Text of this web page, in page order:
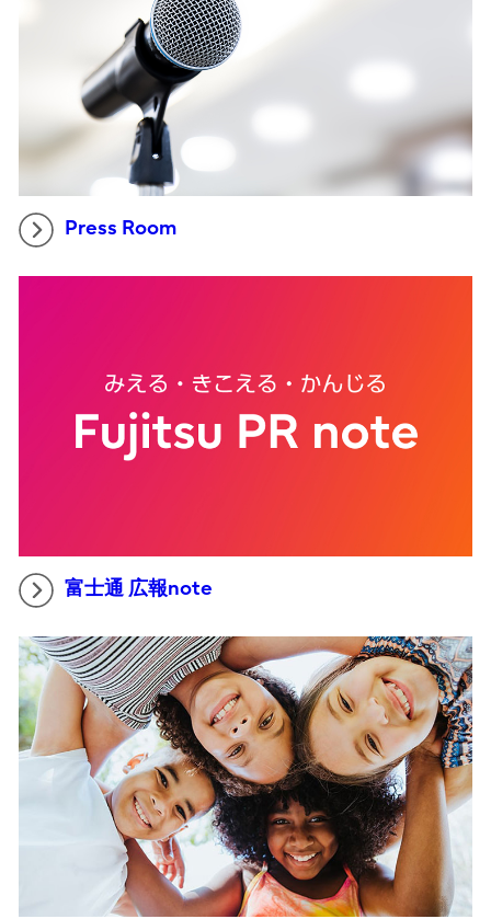
Press Room
富士通 広報note